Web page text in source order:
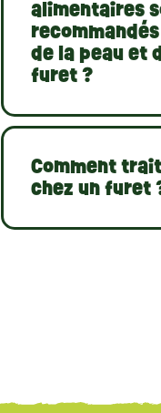
alimentaires
de la peau et
furet ?
Comment
chez un furet